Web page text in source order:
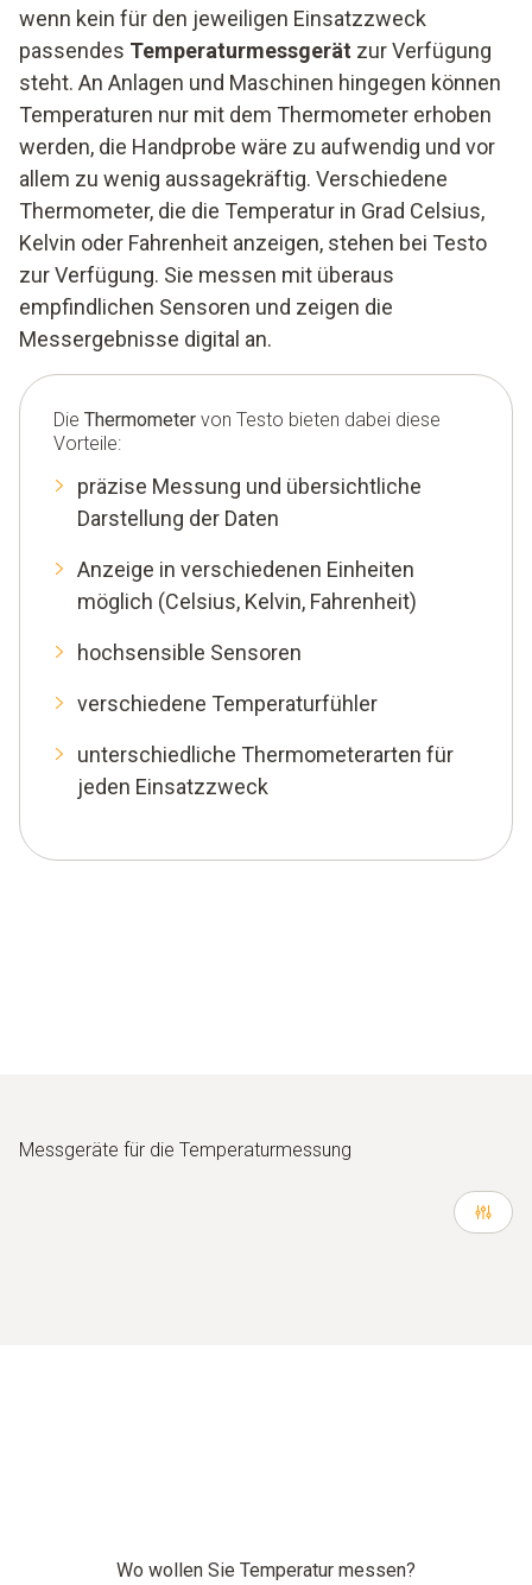
wenn kein für den jeweiligen Einsatzzweck
passendes Temperaturmessgerät zur Verfügung
steht. An Anlagen und Maschinen hingegen können
Temperaturen nur mit dem Thermometer erhoben
werden, die Handprobe wäre zu aufwendig und vor
allem zu wenig aussagekräftig. Verschiedene
Thermometer, die die Temperatur in Grad Celsius,
Kelvin oder Fahrenheit anzeigen, stehen bei Testo
zur Verfügung. Sie messen mit überaus
empfindlichen Sensoren und zeigen die
Messergebnisse digital an.
Die Thermometer von Testo bieten dabei diese
Vorteile:
präzise Messung und übersichtliche
Darstellung der Daten
Anzeige in verschiedenen Einheiten
möglich (Celsius, Kelvin, Fahrenheit)
hochsensible Sensoren
verschiedene Temperaturfühler
unterschiedliche Thermometerarten für
jeden Einsatzzweck
Messgeräte für die Temperaturmessung
Wo wollen Sie Temperatur messen?